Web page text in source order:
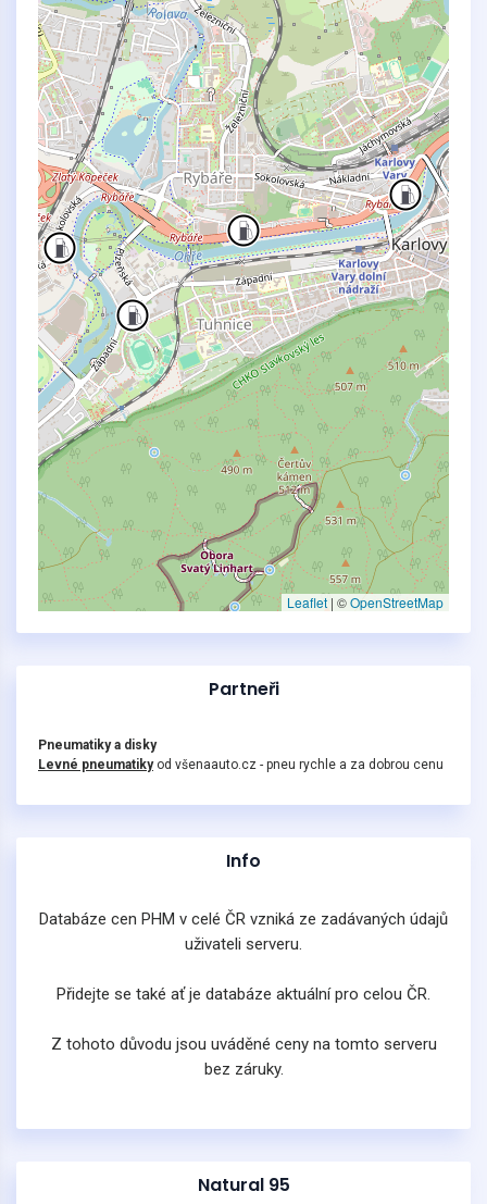
Leaflet | ©OpenStreetMap
Partneři
Pneumatiky a disky
Levné pneumatikyod všenaauto.cz - pneu rychle a za dobrou cenu
Info
Databáze cen PHM v celé ČR vzniká ze zadávaných údajů
uživateli serveru.
Přidejte se také ať je databáze aktuální pro celou ČR.
Z tohoto důvodu jsou uváděné ceny na tomto serveru
bez záruky.
Natural 95